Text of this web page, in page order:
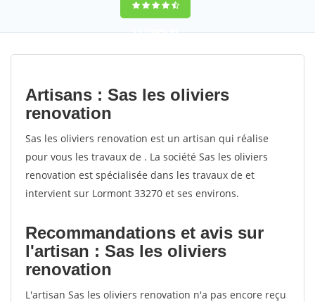
9,5(100%)64
votes
Artisans : Sas les oliviers
renovation
Sas les oliviers renovation est un artisan qui réalise
pour vous les travaux de . La société Sas les oliviers
renovation est spécialisée dans les travaux de et
intervient sur Lormont 33270 et ses environs.
Recommandations et avis sur
l'artisan : Sas les oliviers
renovation
L'artisan Sas les oliviers renovation n'a pas encore reçu